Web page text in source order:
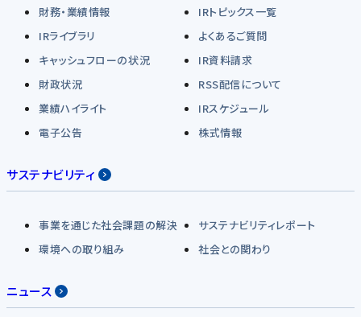
財務・業績情報
IRトピックス一覧
IRライブラリ
よくあるご質問
キャッシュフローの状況
IR資料請求
財政状況
RSS配信について
業績ハイライト
IRスケジュール
電子公告
株式情報
サステナビリティ
事業を通じた社会課題の解決
サステナビリティレポート
環境への取り組み
社会との関わり
ニュース